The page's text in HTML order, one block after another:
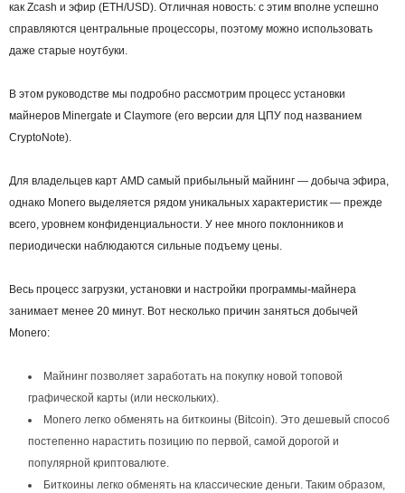
как Zcash и эфир (ETH/USD). Отличная новость: с этим вполне успешно
справляются центральные процессоры, поэтому можно использовать
даже старые ноутбуки.
В этом руководстве мы подробно рассмотрим процесс установки
майнеров Minergate и Claymore (его версии для ЦПУ под названием
CryptoNote).
Для владельцев карт AMD самый прибыльный майнинг — добыча эфира,
однако Monero выделяется рядом уникальных характеристик — прежде
всего, уровнем конфиденциальности. У нее много поклонников и
периодически наблюдаются сильные подъему цены.
Весь процесс загрузки, установки и настройки программы-майнера
занимает менее 20 минут. Вот несколько причин заняться добычей
Monero:
Майнинг позволяет заработать на покупку новой топовой
графической карты (или нескольких).
Monero легко обменять на биткоины (Bitcoin). Это дешевый способ
постепенно нарастить позицию по первой, самой дорогой и
популярной криптовалюте.
Биткоины легко обменять на классические деньги. Таким образом,